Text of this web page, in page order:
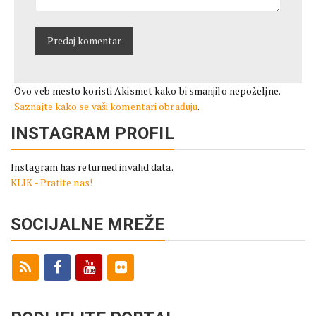
Ovo veb mesto koristi Akismet kako bi smanjilo nepoželjne.
Saznajte kako se vaši komentari obrađuju.
INSTAGRAM PROFIL
Instagram has returned invalid data.
KLIK - Pratite nas!
SOCIJALNE MREŽE